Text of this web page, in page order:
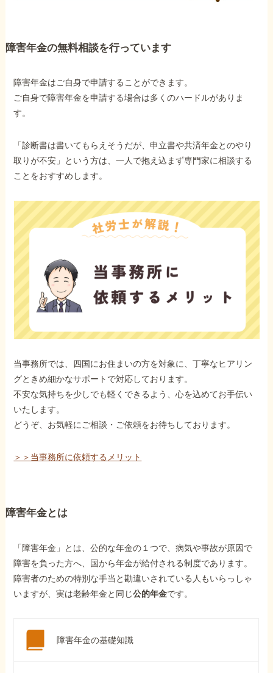
障害年金の無料相談を行っています
障害年金はご自身で申請することができます。
ご自身で障害年金を申請する場合は多くのハードルがありま
す。
「診断書は書いてもらえそうだが、申立書や共済年金とのやり
取りが不安」という方は、一人で抱え込まず専門家に相談する
ことをおすすめします。
当事務所では、四国にお住まいの方を対象に、丁寧なヒアリン
グときめ細かなサポートで対応しております。
不安な気持ちを少しでも軽くできるよう、心を込めてお手伝い
いたします。
どうぞ、お気軽にご相談・ご依頼をお待ちしております。
＞＞当事務所に依頼するメリット
障害年金とは
「障害年金」とは、公的な年金の１つで、病気や事故が原因で
障害を負った方へ、国から年金が給付される制度であります。
障害者のための特別な手当と勘違いされている人もいらっしゃ
いますが、実は老齢年金と同じ公的年金です。
障害年金の基礎知識